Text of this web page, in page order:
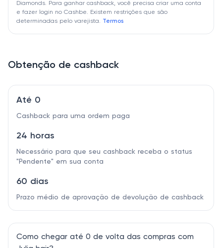
Diamonds. Para ganhar cashback, você precisa criar uma conta
e fazer login no Cashbe. Existem restrições que são
determinadas pelo varejista. Termos
Obtenção de cashback
Até 0
Cashback para uma ordem paga
24 horas
Necessário para que seu cashback receba o status
"Pendente" em sua conta
60 dias
Prazo médio de aprovação de devolução de cashback
Como chegar até 0 de volta das compras com